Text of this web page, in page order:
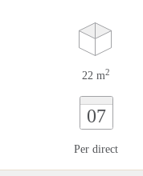
22 m2
07
Per direct